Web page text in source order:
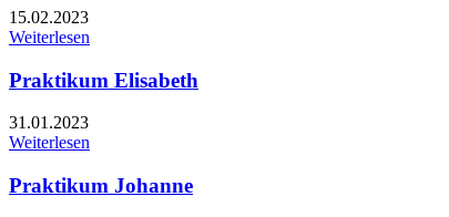
15.02.2023
Weiterlesen
Praktikum Elisabeth
31.01.2023
Weiterlesen
Praktikum Johanne